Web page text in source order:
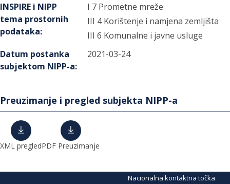
INSPIRE i NIPP
tema prostornih
podataka:
I 7 Prometne mreže
III 4 Korištenje i namjena zemljišta
III 6 Komunalne i javne usluge
Datum postanka
subjektom NIPP-a:
2021-03-24
Preuzimanje i pregled subjekta NIPP-a
XML pregledPDF Preuzimanje
Nacionalna kontaktna točka